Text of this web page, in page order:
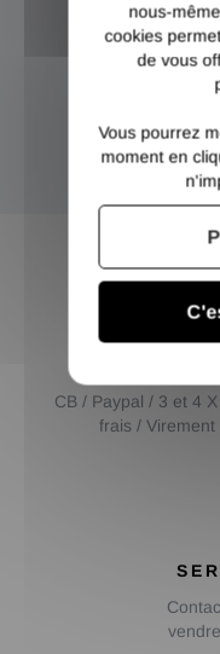
PAIEMENT
CB / Paypal / 3 et 4
frais / Virement
nous-
cookies
de vous
Vous pourrez
moment en